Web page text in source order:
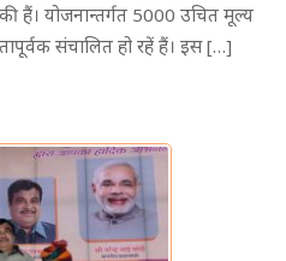
हैं। योजनान्तर्गत 5000 उचित मूल्य
संचालित हो रहें हैं। इस […]